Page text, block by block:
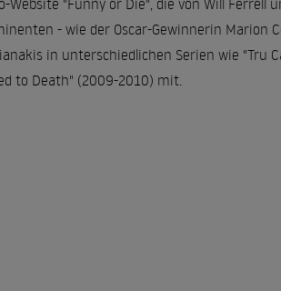
Website "Funny or Die", die von Will Ferrell
- wie der Oscar-Gewinnerin Marion
in unterschiedlichen Serien wie "Tru
to Death" (2009-2010) mit.